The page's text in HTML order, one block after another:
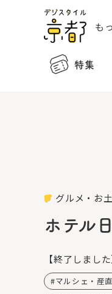
も
特集
グルメ・お
ホテル
【終了しました
マルシェ・産